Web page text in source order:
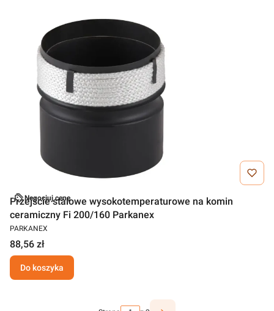
Negocjuj cenę
Przejście stalowe wysokotemperaturowe na komin
ceramiczny Fi 200/160 Parkanex
PARKANEX
88,56 zł
Do koszyka